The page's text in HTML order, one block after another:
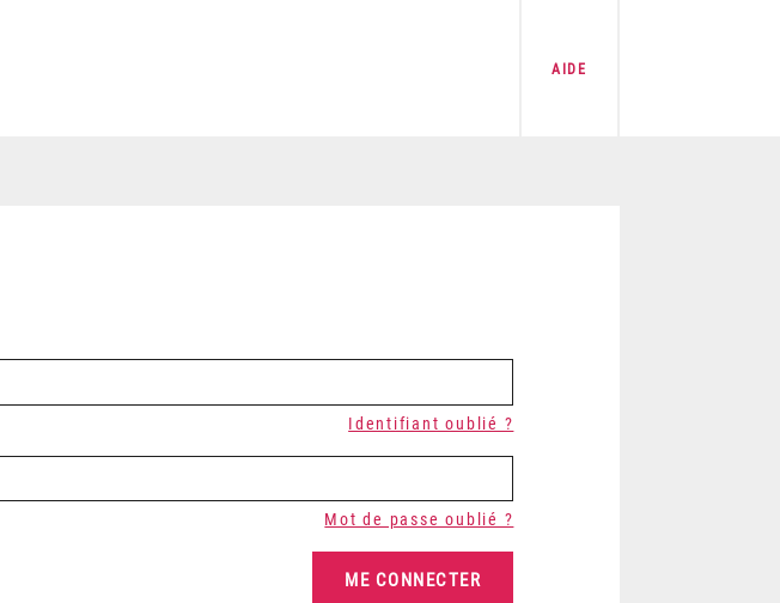
AIDE
Identifiant oublié ?
Mot de passe oublié ?